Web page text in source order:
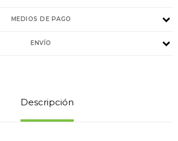
MEDIOS DE PAGO
ENVÍO
Descripción